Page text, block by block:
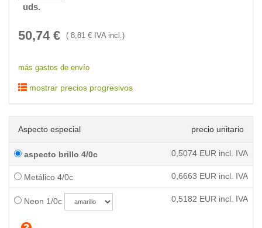
uds.
50,74 € ( 8,81 € IVA incl.)
más gastos de envío
mostrar precios progresivos
Aspecto especial precio unitario
aspecto brillo 4/0c 0,5074 EUR incl. IVA
Metálico 4/0c 0,6663 EUR incl. IVA
Neon 1/0c 0,5182 EUR incl. IVA